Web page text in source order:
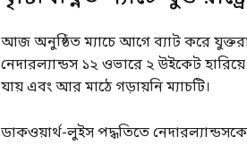
আজ অনুষ্ঠিত ম্যাচে আগে ব্যাট করে
নেদারল্যান্ডস ১২ ওভারে ২ উইকেট
যায় এবং আর মাঠে গড়ায়নি ম্যাচটি।
ডাকওয়ার্থ-লুইস পদ্ধতিতে নেদারল্যান্ডসকে